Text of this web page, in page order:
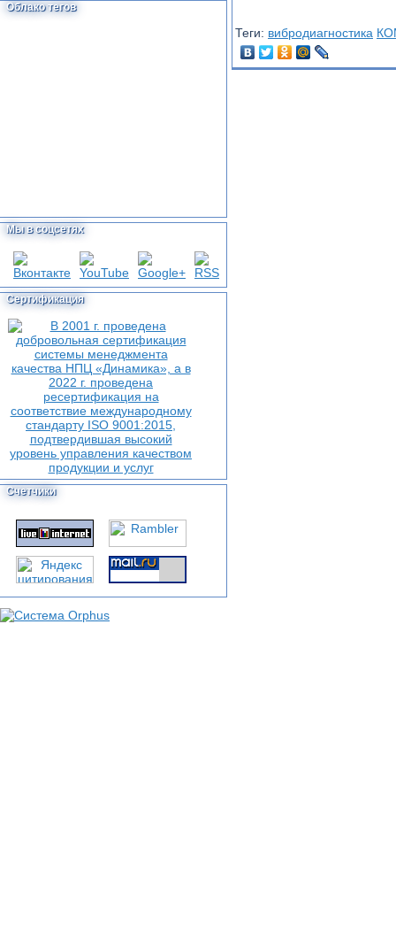
Облако тегов
Мы в соцсетях
Сертификация
Счетчики
Теги: вибродиагностика